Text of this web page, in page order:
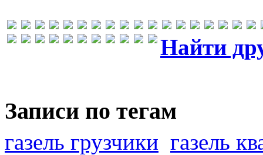
Найти
Записи по тегам
газель грузчики газель